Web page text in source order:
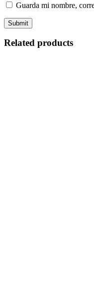
Guarda mi nombre,
Related products